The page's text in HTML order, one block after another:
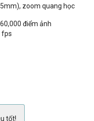
zoom quang học
điểm ảnh
fps
tốt!